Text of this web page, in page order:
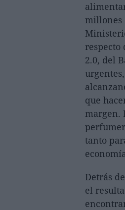
millones
respecto
2.0, del
que
margen.
tanto
Detrás
el